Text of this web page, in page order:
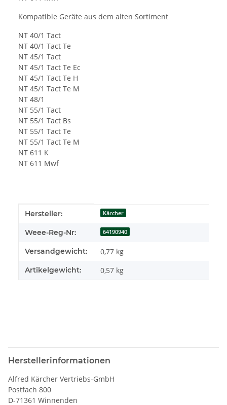
Kompatible Geräte aus dem alten Sortiment
NT 40/1 Tact
NT 40/1 Tact Te
NT 45/1 Tact
NT 45/1 Tact Te Ec
NT 45/1 Tact Te H
NT 45/1 Tact Te M
NT 48/1
NT 55/1 Tact
NT 55/1 Tact Bs
NT 55/1 Tact Te
NT 55/1 Tact Te M
NT 611 K
NT 611 Mwf
Produkteigenschaft
Wert
Hersteller: Kärcher
Weee-Reg-Nr: 64190940
Versandgewicht: 0,77 kg
Artikelgewicht: 0,57 kg
Herstellerinformationen
Alfred Kärcher Vertriebs-GmbH
Postfach 800
D-71361 Winnenden